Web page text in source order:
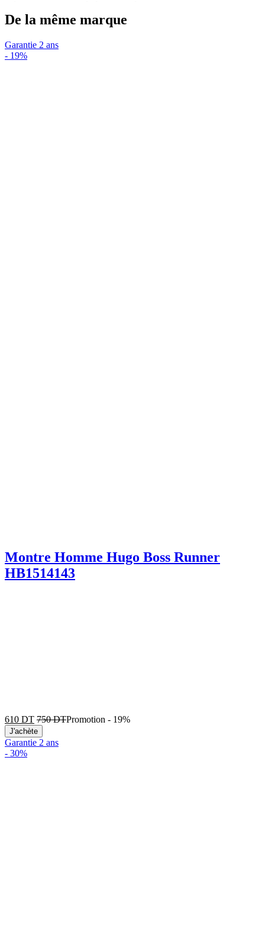
De la même marque
Garantie 2 ans
- 19%
Montre Homme Hugo Boss Runner
HB1514143
610 DT 750DTPromotion - 19%
J'achète
Garantie 2 ans
- 30%